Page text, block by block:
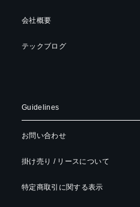
会社概要
テックブログ
Guidelines
お問い合わせ
掛け売り / リースについて
特定商取引に関する表示